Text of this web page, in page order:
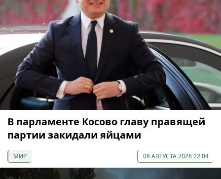
В парламенте Косово главу правящей
партии закидали яйцами
МИР 08 АВГУСТА 2026 22:04